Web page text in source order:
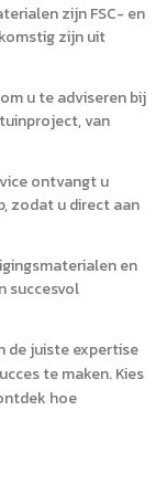
zijn FSC- en
zijn uit
u te adviseren bij
van
ontvangt u
zodat u direct aan
en
succesvol
de juiste expertise
te maken. Kies
hoe